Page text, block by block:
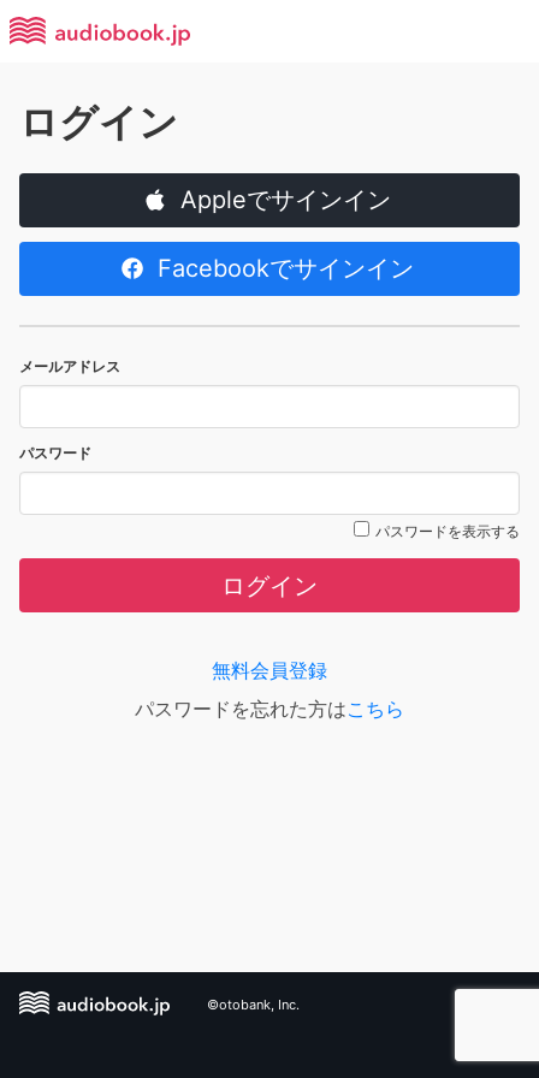
ログイン
Appleでサインイン
Facebookでサインイン
メールアドレス
パスワード
パスワードを表示する
ログイン
無料会員登録
パスワードを忘れた方はこちら
©otobank, Inc.